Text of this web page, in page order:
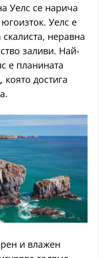
Уелс се нарича
Уелс е
неравна
заливи. Най-
е планината
достига
и влажен